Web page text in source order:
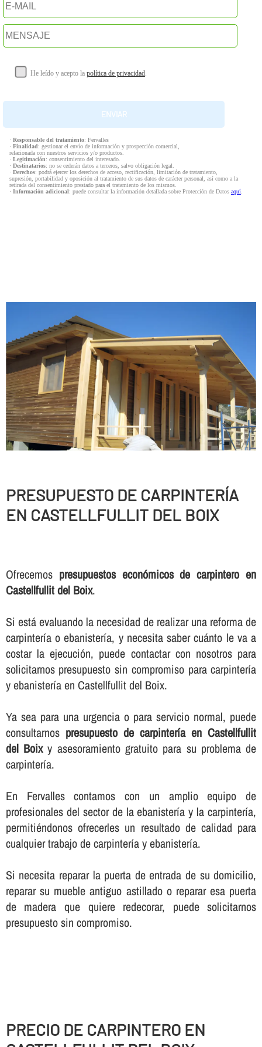
He leído y acepto la política de privacidad.
· Responsable del tratamiento: Fervalles
· Finalidad: gestionar el envío de información y prospección comercial,
relacionada con nuestros servicios y/o productos.
· Legitimación: consentimiento del interesado.
· Destinatarios: no se cederán datos a terceros, salvo obligación legal.
· Derechos: podrá ejercer los derechos de acceso, rectificación, limitación de tratamiento,
supresión, portabilidad y oposición al tratamiento de sus datos de carácter personal, así como a la
retirada del consentimiento prestado para el tratamiento de los mismos.
· Información adicional: puede consultar la información detallada sobre Protección de Datos aquí.
PRESUPUESTO DE CARPINTERÍ­A
EN CASTELLFULLIT DEL BOIX
Ofrecemos presupuestos económicos de carpintero en
Castellfullit del Boix.
Si está evaluando la necesidad de realizar una reforma de
carpinterí­a o ebanisterí­a, y necesita saber cuánto le va a
costar la ejecución, puede contactar con nosotros para
solicitarnos presupuesto sin compromiso para carpinterí­a
y ebanisterí­a en Castellfullit del Boix.
Ya sea para una urgencia o para servicio normal, puede
consultarnos presupuesto de carpinterí­a en Castellfullit
del Boixy asesoramiento gratuito para su problema de
carpinterí­a.
En Fervalles contamos con un amplio equipo de
profesionales del sector de la ebanisterí­a y la carpinterí­a,
permitiéndonos ofrecerles un resultado de calidad para
cualquier trabajo de carpinterí­a y ebanisterí­a.
Si necesita reparar la puerta de entrada de su domicilio,
reparar su mueble antiguo astillado o reparar esa puerta
de madera que quiere redecorar, puede solicitarnos
presupuesto sin compromiso.
PRECIO DE CARPINTERO EN